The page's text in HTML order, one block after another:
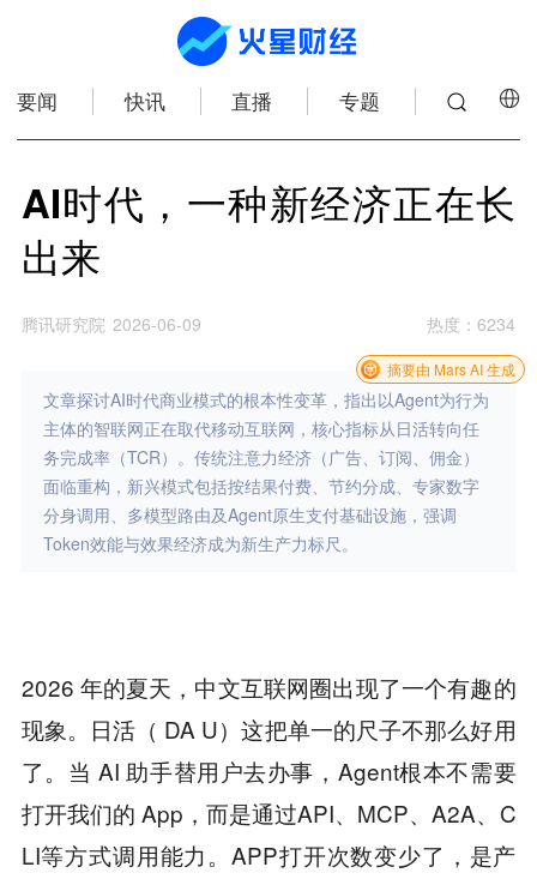
要闻 快讯 直播 专题
AI时代，一种新经济正在长
出来
腾讯研究院 2026-06-09 热度 ：6234
文章探讨AI时代商业模式的根本性变革，指出以Agent为行为
主体的智联网正在取代移动互联网，核心指标从日活转向任
务完成率（TCR）。传统注意力经济（广告、订阅、佣金）
面临重构，新兴模式包括按结果付费、节约分成、专家数字
分身调用、多模型路由及Agent原生支付基础设施，强调
Token效能与效果经济成为新生产力标尺。
摘要由 Mars AI 生成
2026 年的夏天，中文互联网圈出现了一个有趣的
现象。日活（ DA U）这把单一的尺子不那么好用
了。当 AI 助手替用户去办事，Agent根本不需要
打开我们的 App，而是通过API、MCP、A2A、C
LI等方式调用能力。APP打开次数变少了，是产